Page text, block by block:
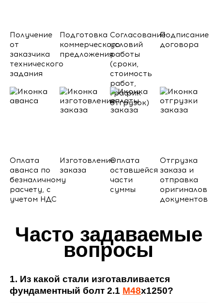
Получение
от
заказчика
технического
задания
Подготовка
коммерческого
предложения
Согласование
условий
работы
(сроки,
стоимость
работ,
график
отгрузок)
Подписание
договора
Оплата
аванса по
безналичному
расчету, с
учетом НДС
Изготовление
заказа
Оплата
оставшейся
части
суммы
Отгрузка
заказа и
отправка
оригиналов
документов
Часто задаваемые
вопросы
1. Из какой стали изготавливается
фундаментный болт 2.1 М48х1250?